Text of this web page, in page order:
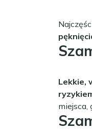
Lekkie,
miejsca,